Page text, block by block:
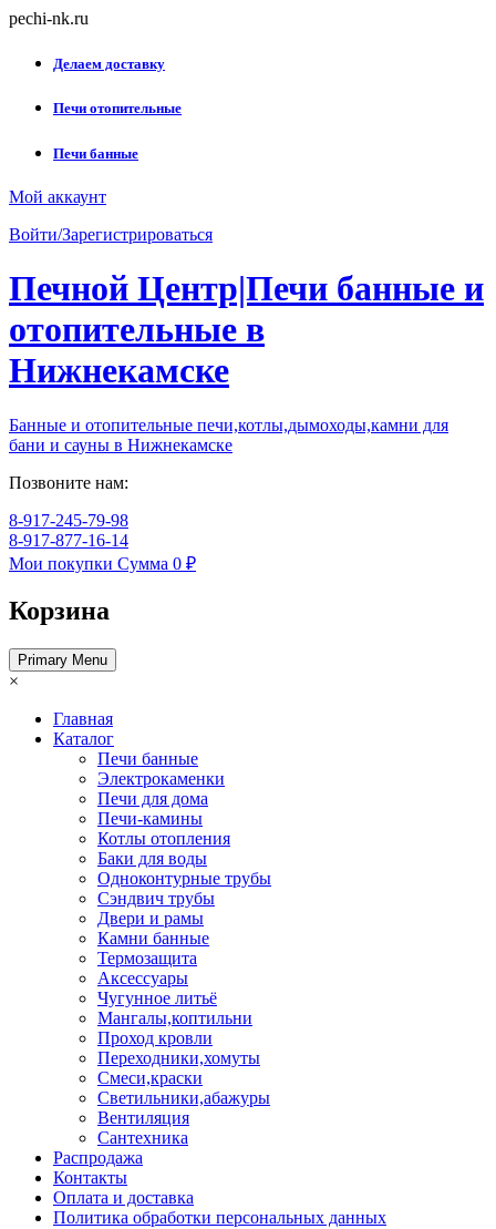
Skip
content
pechi-nk.ru
Делаем доставку
Печи отопительные
Печи банные
Мой аккаунт
Войти/Зарегистрироваться
Печной Центр|Печи банные и
отопительные в
Нижнекамске
Банные и отопительные печи,котлы,дымоходы,камни для
бани и сауны в Нижнекамске
Позвоните нам:
8-917-245-79-98
8-917-877-16-14
Мои покупки Сумма 0 ₽
Корзина
Primary Menu
×
Главная
Каталог
Печи банные
Электрокаменки
Печи для дома
Печи-камины
Котлы отопления
Баки для воды
Одноконтурные трубы
Сэндвич трубы
Двери и рамы
Камни банные
Термозащита
Аксессуары
Чугунное литьё
Мангалы,коптильни
Проход кровли
Переходники,хомуты
Смеси,краски
Светильники,абажуры
Вентиляция
Сантехника
Распродажа
Контакты
Оплата и доставка
Политика обработки персональных данных